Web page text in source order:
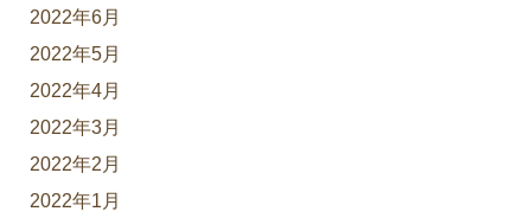
2022年6月
2022年5月
2022年4月
2022年3月
2022年2月
2022年1月